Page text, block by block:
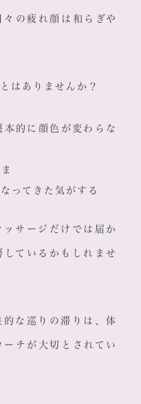
々の疲れ顔は和らぎや
はありませんか？
的に顔色が変わらな
ってきた気がする
サージだけでは届か
ているかもしれませ
な巡りの滞りは、体
チが大切とされてい